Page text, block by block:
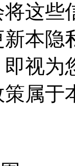
这些
本隐
视为
策属于